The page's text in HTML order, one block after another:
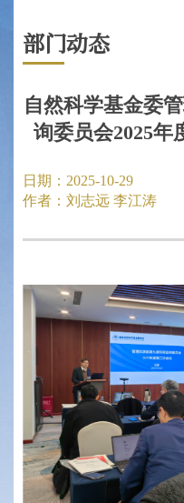
部门动态
自然科学基金委
询委员会2025年
日期： 2025-10-29
作者： 刘志远 李江涛